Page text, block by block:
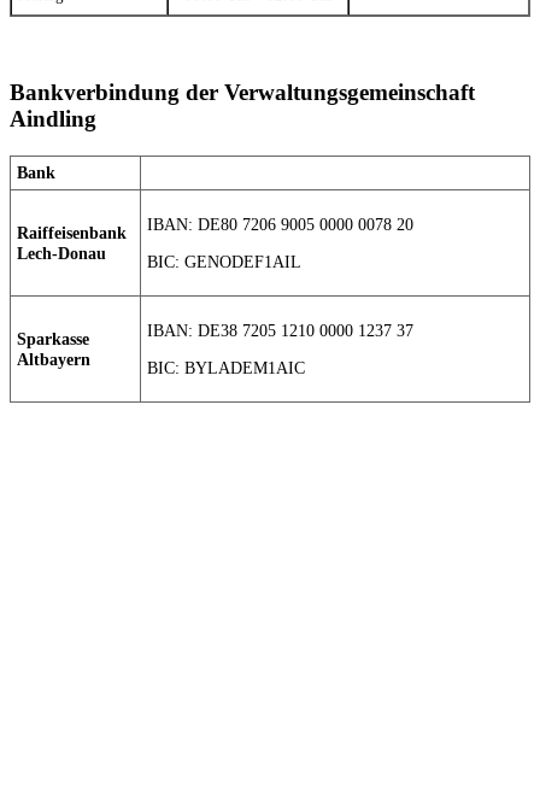
Bankverbindung der Verwaltungsgemeinschaft
Aindling
Bank
Raiffeisenbank
Lech-Donau
IBAN: DE80 7206 9005 0000 0078 20
BIC: GENODEF1AIL
Sparkasse
Altbayern
IBAN: DE38 7205 1210 0000 1237 37
BIC: BYLADEM1AIC